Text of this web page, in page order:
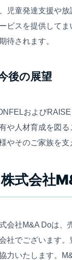
児童発達支援や
ビスを提供して
待されます。
後の展望
および
や人材育成を図
やそのご家族を支
株式会社
会社M&A Doは、
社でございます
力いたします。